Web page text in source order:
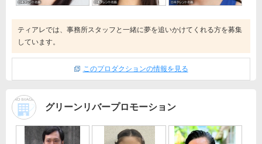
ティアレでは、事務所スタッフと一緒に夢を追いかけてくれる方を募集
しています。
このプロダクションの情報を見る
グリーンリバープロモーション